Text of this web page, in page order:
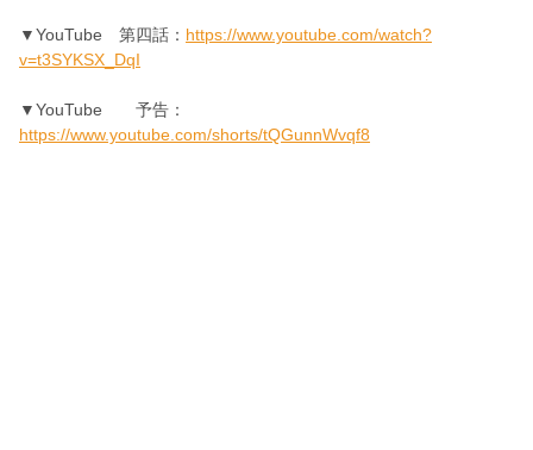
▼YouTube 第四話： https://www.youtube.com/watch?
v=t3SYKSX_DqI
▼YouTube 予告：
https://www.youtube.com/shorts/tQGunnWvqf8